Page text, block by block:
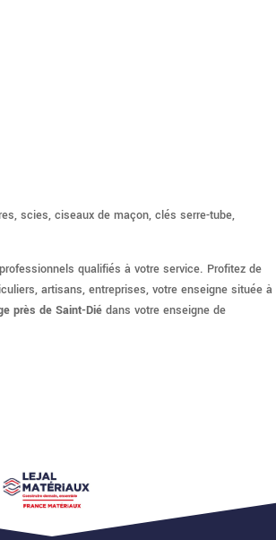
scies, ciseaux de maçon, clés serre-tube,
qualifiés à votre service. Profitez de
artisans, entreprises, votre enseigne située à
près de Saint-Dié dans votre enseigne de